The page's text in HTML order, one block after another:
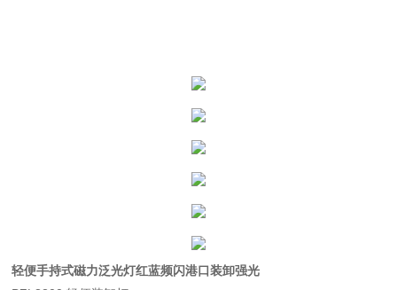
轻便手持式磁力泛光灯红蓝频闪港口装卸强光